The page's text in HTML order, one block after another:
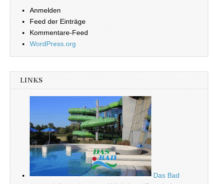
Anmelden
Feed der Einträge
Kommentare-Feed
WordPress.org
LINKS
Das Bad